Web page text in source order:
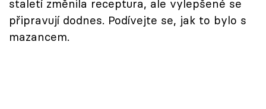
staletí změnila receptura, ale vylepšené se
připravují dodnes. Podívejte se, jak to bylo s
mazancem.